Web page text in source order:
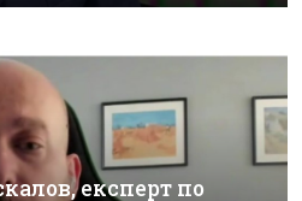
експерт по